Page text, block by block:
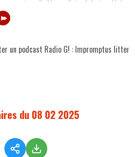
un podcast Radio G! : Impromptus
du 08 02 2025